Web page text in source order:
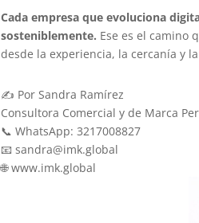
Cada empresa que evoluciona
sosteniblemente. Ese es el camino
desde la experiencia, la cercanía y
✍️ Por Sandra Ramírez
Consultora Comercial y de Marca
📞 WhatsApp: 3217008827
📧 sandra@imk.global
🌐 www.imk.global